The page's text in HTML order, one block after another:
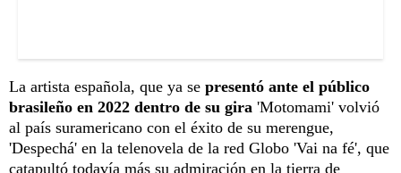
La artista española, que ya se presentó ante el público
brasileño en 2022 dentro de su gira 'Motomami' volvió
al país suramericano con el éxito de su merengue,
'Despechá' en la telenovela de la red Globo 'Vai na fé', que
catapultó todavía más su admiración en la tierra de